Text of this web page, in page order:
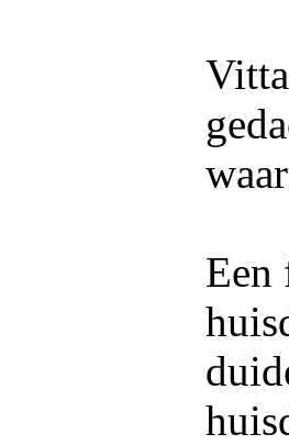
Een